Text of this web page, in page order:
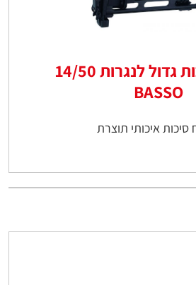
אקדח סיכות גדול לנגרות 14/50
BASSO
איכותי תוצרת